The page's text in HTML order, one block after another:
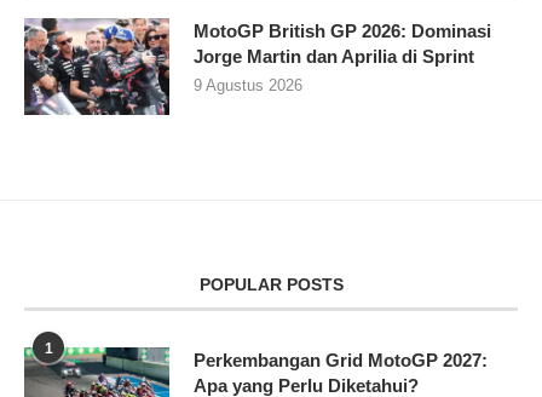
MotoGP British GP 2026: Dominasi
Jorge Martin dan Aprilia di Sprint
9 Agustus 2026
POPULAR POSTS
1
Perkembangan Grid MotoGP 2027:
Apa yang Perlu Diketahui?